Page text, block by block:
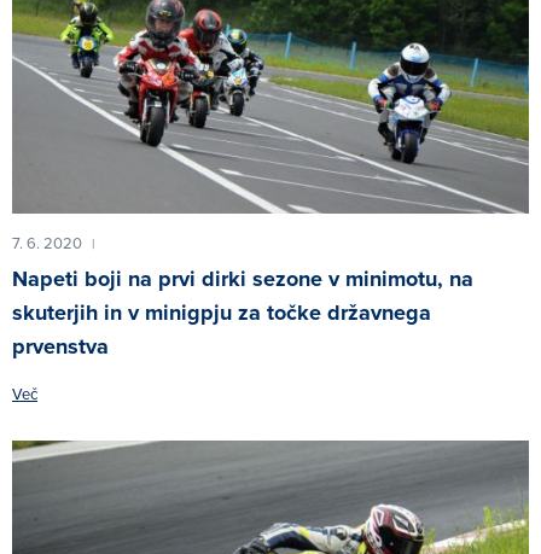
7. 6. 2020 |
Napeti boji na prvi dirki sezone v minimotu, na
skuterjih in v minigpju za točke državnega
prvenstva
Več